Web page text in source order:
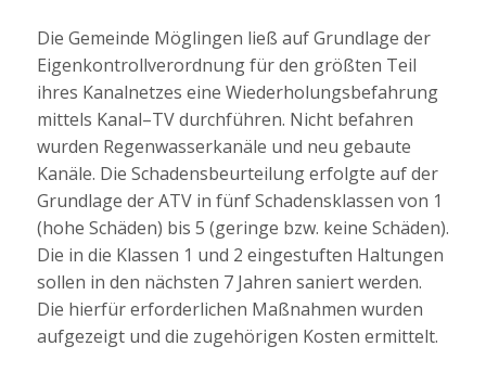
Die Gemeinde Möglingen ließ auf Grundlage der
Eigenkontrollverordnung für den größten Teil
ihres Kanalnetzes eine Wiederholungsbefahrung
mittels Kanal–TV durchführen. Nicht befahren
wurden Regenwasserkanäle und neu gebaute
Kanäle. Die Schadensbeurteilung erfolgte auf der
Grundlage der ATV in fünf Schadensklassen von 1
(hohe Schäden) bis 5 (geringe bzw. keine Schäden).
Die in die Klassen 1 und 2 eingestuften Haltungen
sollen in den nächsten 7 Jahren saniert werden.
Die hierfür erforderlichen Maßnahmen wurden
aufgezeigt und die zugehörigen Kosten ermittelt.